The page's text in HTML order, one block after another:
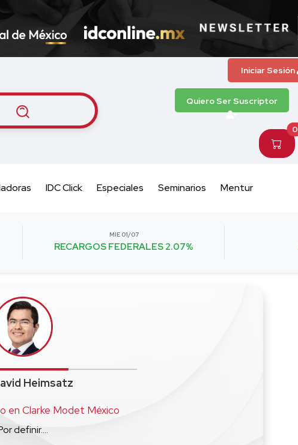
Iniciar Sesión
Quiero Ser Suscriptor
0
IDC Click Especiales Seminarios Mentur
MIE 01/07
RECARGOS FEDERALES 2.07%
Heimsatz
en Clarke Modet México
definir....